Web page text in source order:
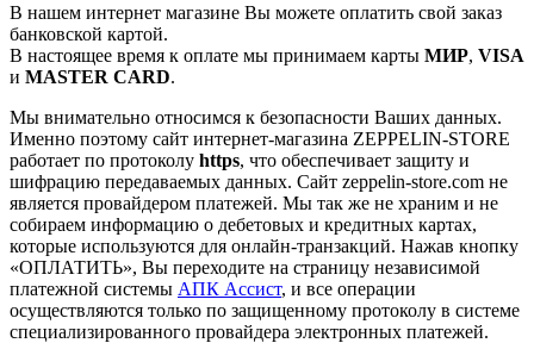
В нашем интернет магазине Вы можете оплатить свой заказ
банковской картой.
В настоящее время к оплате мы принимаем карты МИР, VISA
и MASTER CARD.
Мы внимательно относимся к безопасности Ваших данных.
Именно поэтому сайт интернет-магазина ZEPPELIN-STORE
работает по протоколу https, что обеспечивает защиту и
шифрацию передаваемых данных. Сайт zeppelin-store.com не
является провайдером платежей. Мы так же не храним и не
собираем информацию о дебетовых и кредитных картах,
которые используются для онлайн-транзакций. Нажав кнопку
«ОПЛАТИТЬ», Вы переходите на страницу независимой
платежной системы АПК Ассист, и все операции
осуществляются только по защищенному протоколу в системе
специализированного провайдера электронных платежей.